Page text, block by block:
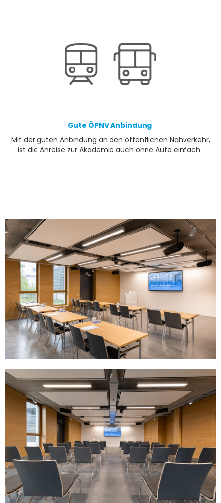
Gute ÖPNV Anbindung
Mit der guten Anbindung an den öffentlichen Nahverkehr,
ist die Anreise zur Akademie auch ohne Auto einfach.